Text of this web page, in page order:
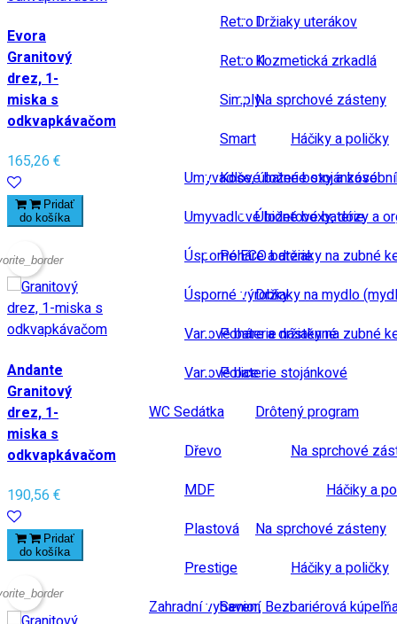
Retro I
Retro II
Simply
Smart
Umyvadlové baterie stojánkové
Umyvadlové bidetové baterie
Úsporné ECO baterie
Úsporné výrobky
Vanové baterie nástěnné
Vanové baterie stojánkové
WC Sedátka
Dřevo
MDF
Plastová
Prestige
Zahradní vybavení
Držiaky uterákov
Kozmetická zrkadlá
Na sprchové zásteny
Háčiky a poličky
Koše, úložné boxy a
Úložné boxy, dózy a
Poháre a držiaky na zubné
Držiaky na mydlo
Poháre a držiaky na zubné
Police
Drôtený program
Na sprchové
Háčiky a
Na sprchové zásteny
Háčiky a poličky
Senior, Bezbariérová
Evora
Granitový
drez, 1-
miska s
odkvapkávačom
165,26 €
Pridať
do košíka
Andante
Granitový
drez, 1-
miska s
odkvapkávačom
190,56 €
Pridať
do košíka